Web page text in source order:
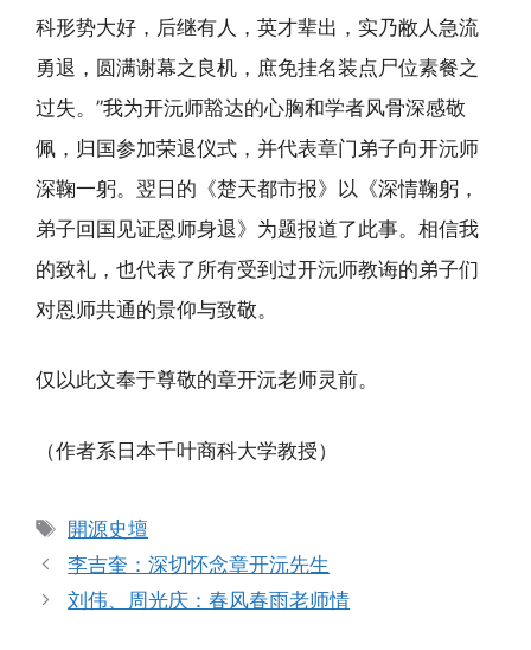
科形势大好，后继有人，英才辈出，实乃敝人急流
勇退，圆满谢幕之良机，庶免挂名装点尸位素餐之
过失。”我为开沅师豁达的心胸和学者风骨深感敬
佩，归国参加荣退仪式，并代表章门弟子向开沅师
深鞠一躬。翌日的《楚天都市报》以《深情鞠躬，
弟子回国见证恩师身退》为题报道了此事。相信我
的致礼，也代表了所有受到过开沅师教诲的弟子们
对恩师共通的景仰与致敬。
仅以此文奉于尊敬的章开沅老师灵前。
（作者系日本千叶商科大学教授）
标
签
開源史壇
李吉奎：深切怀念章开沅先生
刘伟、周光庆：春风春雨老师情